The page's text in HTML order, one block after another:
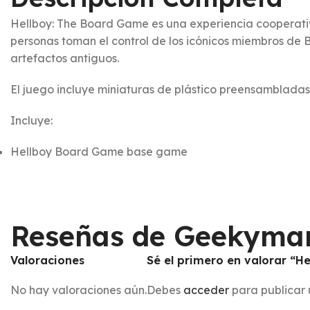
Hellboy: The Board Game es una experiencia
personas toman el control de los icónicos miembros
artefactos antiguos.
El juego incluye miniaturas de plástico
Incluye:
Hellboy Board Game base game
Reseñas de
Valoraciones
No hay valoraciones aún.
Sé el primero en valorar
Debes acceder para publicar